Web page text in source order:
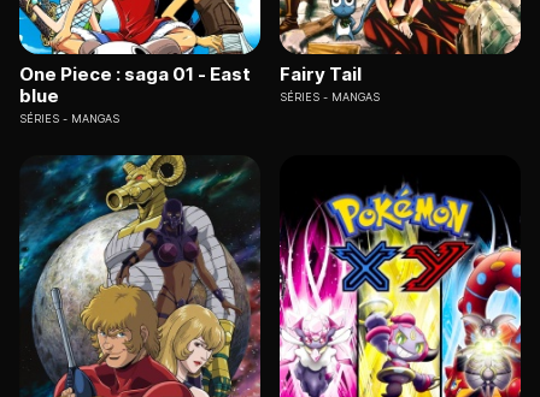
One Piece : saga 01 - East
blue
SÉRIES MANGAS
Fairy Tail
SÉRIES MANGAS